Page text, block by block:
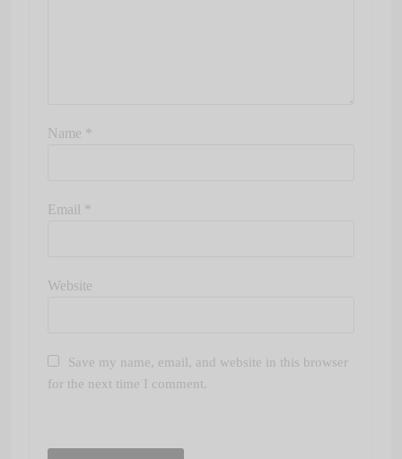
Name *
Email *
Website
Save my name, email, and website in this browser
for the next time I comment.